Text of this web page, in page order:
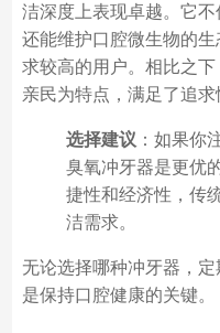
洁深度上表现卓越。它不
还能维护口腔微生物的
求较高的用户。相比之
亲民为特点，满足了追求
选择建议 ：如果你
臭氧冲牙器是更优
捷性和经济性，传
洁需求。
无论选择哪种冲牙器，
是保持口腔健康的关键。